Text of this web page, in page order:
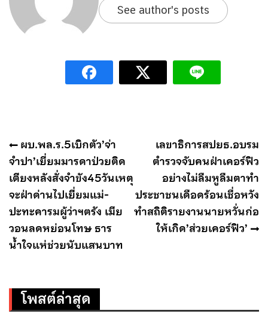
See author's posts
แนะแนว
เรื่อง
ผบ.พล.ร.5เบิกตัว’จ่า
จำปา’เยี่ยมมารดาป่วยติด
เตียงหลังสั่งจำขัง45วันเหตุ
จะฝ่าด่านไปเยี่ยมแม่-
ปะทะคารมผู้ว่าฯตรัง เมีย
วอนลดหย่อนโทษ ธาร
น้ำใจแห่ช่วยนับแสนบาท
เลขาธิการสปยธ.อบรม
ตำรวจจับคนฝ่าเคอร์ฟิว
อย่างไม่ลืมหูลืมตาทำ
ประชาชนเดือดร้อนเชื่อหวัง
ทำสถิติรายงานนายหวั่นก่อ
ให้เกิด’ส่วยเคอร์ฟิว’
โพสต์ล่าสุด